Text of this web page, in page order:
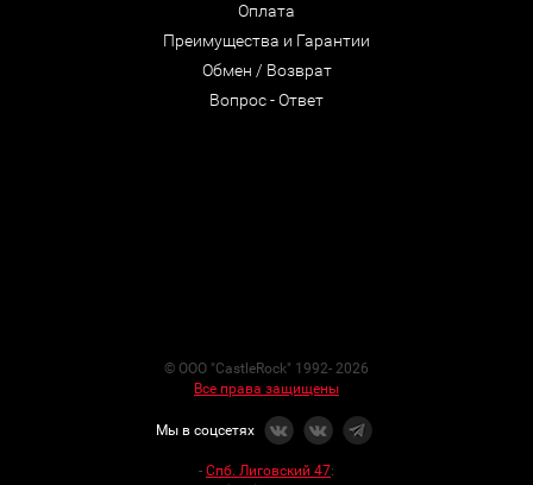
Оплата
Преимущества и Гарантии
Обмен / Возврат
Вопрос - Ответ
© ООО "CastleRock" 1992- 2026
Все права защищены
Мы в соцсетях
- Спб. Лиговский 47: